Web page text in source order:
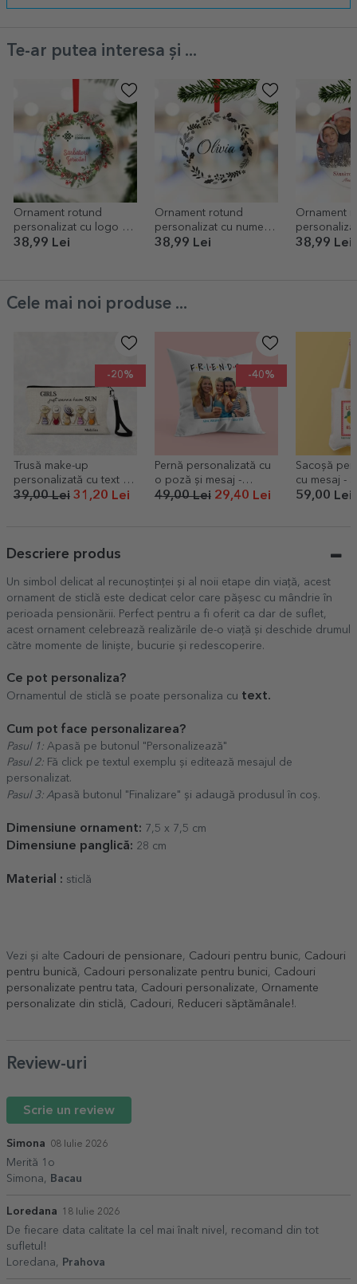
Te-ar putea interesa și ...
Ornament rotund
personalizat cu logo și
mesaj - Sărbători
38,99 Lei
Ornament rotund
personalizat cu nume -
Merry christmas
38,99 Lei
Ornament
și mesaj de
38,99 Lei
Cele mai noi produse ...
-20%
Trusă make-up
personalizată cu text -
Summer girls
39,00 Lei 31,20 Lei
-40%
Pernă personalizată cu
o poză și mesaj -
FRIENDS
49,00 Lei29,40 Lei
Sacoșă
59,00 Lei
Descriere produs
Un simbol delicat al recunoștinței și al noii etape din viață, acest
ornament de sticlă este dedicat celor care pășesc cu mândrie în
perioada pensionării. Perfect pentru a fi oferit ca dar de suflet,
acest ornament celebrează realizările de-o viață și deschide drumul
către momente de liniște, bucurie și redescoperire.
Ce pot personaliza?
Ornamentul de sticlă se poate personaliza cu text.
Cum pot face personalizarea?
Pasul 1: Apasă pe butonul "Personalizează"
Pasul 2: Fă click pe textul exemplu și editează mesajul de
personalizat.
Pasul 3: Apasă butonul "Finalizare" și adaugă produsul în coș.
Dimensiune ornament: 7,5 x 7,5 cm
Dimensiune panglică: 28 cm
Material : sticlă
Vezi și alte Cadouri de pensionare, Cadouri pentru bunic, Cadouri
pentru bunică, Cadouri personalizate pentru bunici, Cadouri
personalizate pentru tata, Cadouri personalizate, Ornamente
personalizate din sticlă, Cadouri, Reduceri săptămânale!.
Review-uri
Scrie un review
Simona 08 Iulie 2026
Merită 1o
Simona,
Bacau
Loredana 18 Iulie 2026
De fiecare data calitate la cel mai înalt nivel, recomand din tot
sufletul!
Loredana,
Prahova